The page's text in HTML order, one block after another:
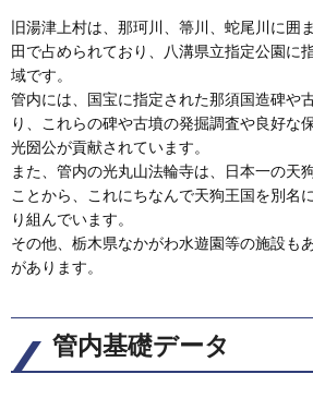
旧湯津上村は、那珂川、箒川、蛇尾川に囲
田で占められており、八溝県立指定公園に
域です。
管内には、国宝に指定された那須国造碑や
り、これらの碑や古墳の発掘調査や良好な
光圀公が貢献されています。
また、管内の光丸山法輪寺は、日本一の天
ことから、これにちなんで天狗王国を別名
り組んでいます。
その他、栃木県なかがわ水遊園等の施設も
があります。
管内基礎データ